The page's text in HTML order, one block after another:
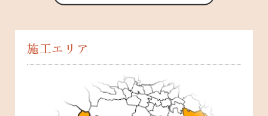
施工エリア